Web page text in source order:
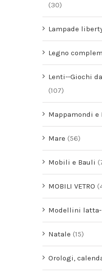
(30)
Lampade
Legno
Lenti--Giochi
(107)
Mappamondi e
Mare (56)
Mobili e Bauli
MOBILI VETRO
Modellini
Natale (15)
Orologi,